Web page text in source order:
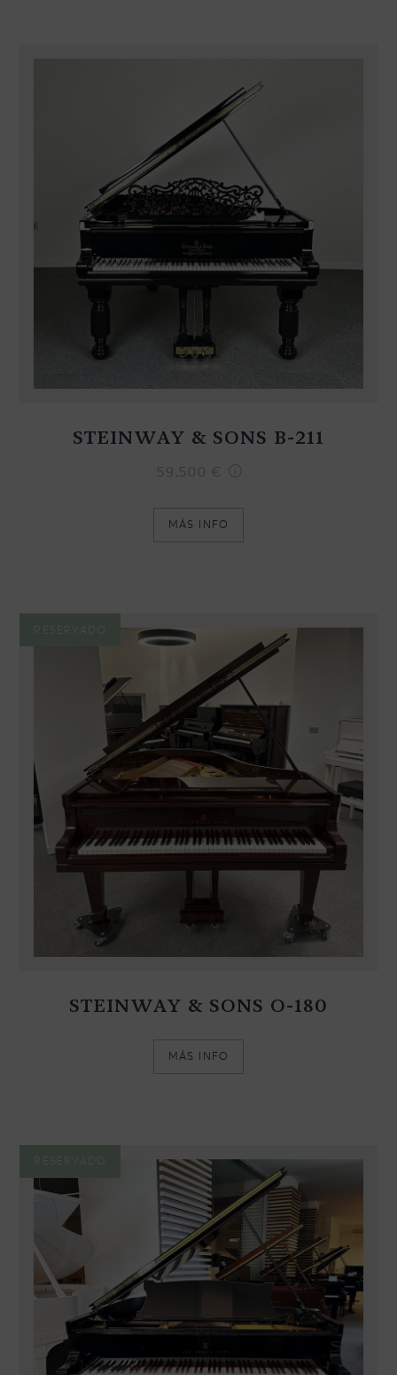
STEINWAY & SONS B-211
59.500 €
MÁS INFO
STEINWAY & SONS O-180
MÁS INFO